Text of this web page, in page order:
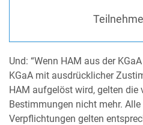
Und: “Wenn HAM aus der
KGaA mit ausdrücklicher
HAM aufgelöst wird, gelten die
Bestimmungen nicht mehr.
Verpflichtungen gelten